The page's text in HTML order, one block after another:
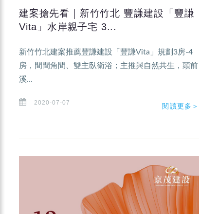
建案搶先看｜新竹竹北 豐謙建設「豐謙
Vita」水岸親子宅 3...
新竹竹北建案推薦豐謙建設「豐謙Vita」規劃3房-4
房，間間角間、雙主臥衛浴；主推與自然共生，頭前
溪...
2020-07-07 閱讀更多＞